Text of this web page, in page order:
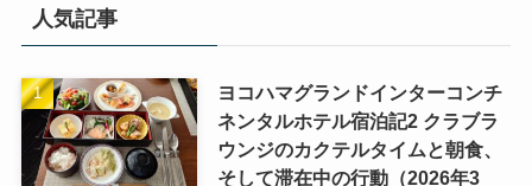
人気記事
ヨコハマグランドインターコンチ
ネンタルホテル宿泊記2 クラブラ
ウンジのカクテルタイムと朝食、
そして滞在中の行動（2026年3